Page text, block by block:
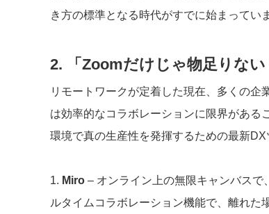
き方の標準となる時代がすでに始まってい
2. 「Zoomだけじゃ物足りな
リモートワークが定着した現在、多くの
は効率的なコラボレーションに限界がある
環境で真の生産性を発揮するための最新DX
1. Miro – オンライン上の無限キャンバス
ルタイムコラボレーション機能で、離れた